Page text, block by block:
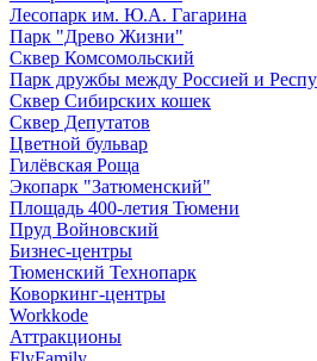
Лесопарк им. Ю.А. Гагарина
Парк "Древо Жизни"
Сквер Комсомольский
Парк дружбы между Россией и
Сквер Сибирских кошек
Сквер Депутатов
Цветной бульвар
Гилёвская Роща
Экопарк "Затюменский"
Площадь 400-летия Тюмени
Пруд Войновский
Бизнес-центры
Тюменский Технопарк
Коворкинг-центры
Workkode
Аттракционы